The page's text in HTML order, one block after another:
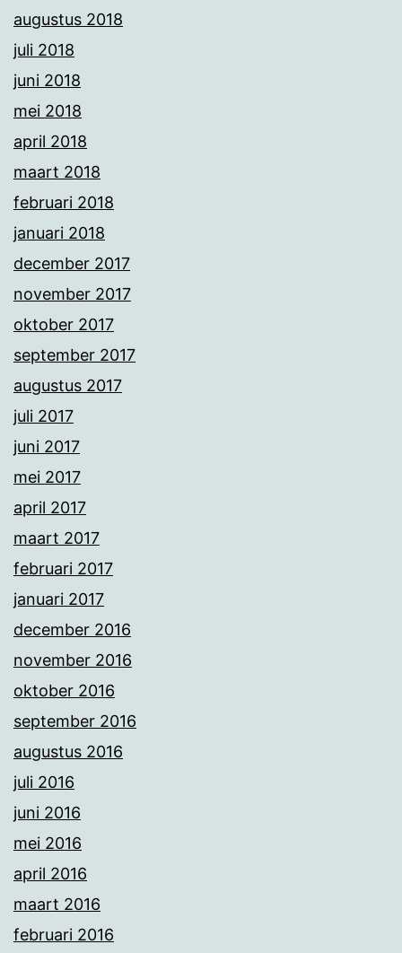
augustus 2018
juli 2018
juni 2018
mei 2018
april 2018
maart 2018
februari 2018
januari 2018
december 2017
november 2017
oktober 2017
september 2017
augustus 2017
juli 2017
juni 2017
mei 2017
april 2017
maart 2017
februari 2017
januari 2017
december 2016
november 2016
oktober 2016
september 2016
augustus 2016
juli 2016
juni 2016
mei 2016
april 2016
maart 2016
februari 2016